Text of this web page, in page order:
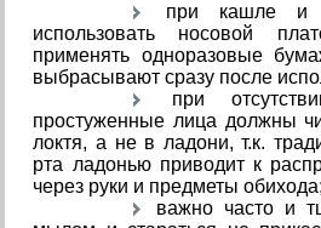
при кашле и
использовать носовой
применять одноразовые
выбрасывают сразу после
при
простуженные лица должны
локтя, а не в ладони, т.к.
рта ладонью приводит к
через руки и предметы обихода;
важно часто и